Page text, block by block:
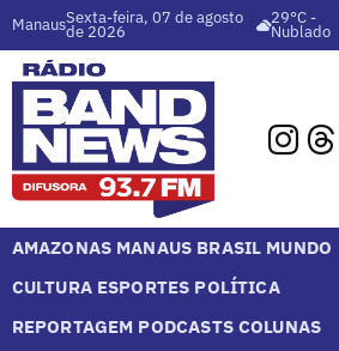
ManausSexta-feira, 07 de agosto
de 2026
29°C -
Nublado
AMAZONAS MANAUS BRASIL MUNDO
CULTURA ESPORTES POLÍTICA
REPORTAGEM PODCASTS COLUNAS